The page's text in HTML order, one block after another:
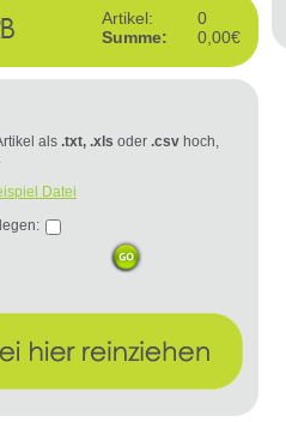
Artikel:
0
Summe:
0,00€
als .txt, .xls oder .csv hoch,
Datei